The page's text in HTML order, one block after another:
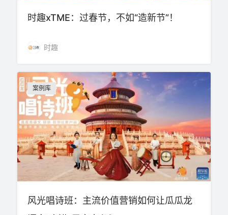
时趣xTME：过春节，不如“造新节”！
时趣
案例库
风光唱诗班：主流价值营销如何让瓜瓜龙